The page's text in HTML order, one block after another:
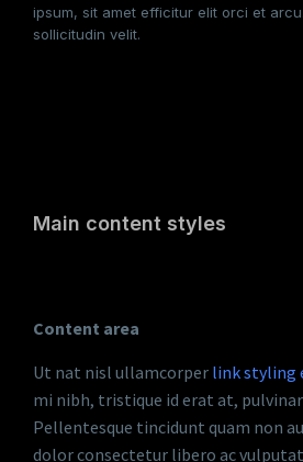
ipsum, sit amet efficitur elit orci et
sollicitudin velit.
Main content styles
Content area
Ut nat nisl ullamcorper link styling
mi nibh, tristique id erat at,
Pellentesque tincidunt quam non
dolor consectetur libero ac